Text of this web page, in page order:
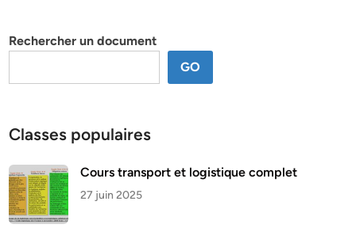
Rechercher un document
GO
Classes populaires
Cours transport et logistique complet
27 juin 2025